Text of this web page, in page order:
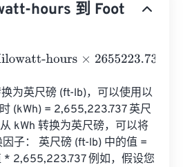
hours 到 Foot
hours×2655223.7375
为英尺磅 (ft-lb)，可以使用以
(kWh) = 2,655,223.737 英尺
kWh 转换为英尺磅，可以将
子： 英尺磅 (ft-lb) 中的值 =
* 2,655,223.737 例如，假设您